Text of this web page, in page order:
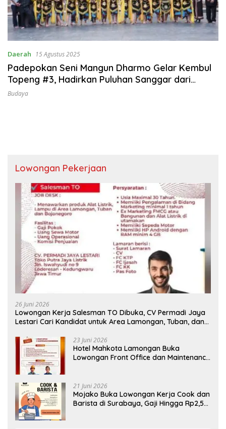
Daerah 15 Agustus 2025
Padepokan Seni Mangun Dharmo Gelar Kembul
Topeng #3, Hadirkan Puluhan Sanggar dari
Berbagai Daerah
Budaya
Lowongan Pekerjaan
26 Juni 2026
Lowongan Kerja Salesman TO Dibuka, CV Permadi Jaya
Lestari Cari Kandidat untuk Area Lamongan, Tuban, dan
23 Juni 2026
Hotel Mahkota Lamongan Buka
Lowongan Front Office dan Maintenance
21 Juni 2026
Mojako Buka Lowongan Kerja Cook dan
Barista di Surabaya, Gaji Hingga Rp2,5